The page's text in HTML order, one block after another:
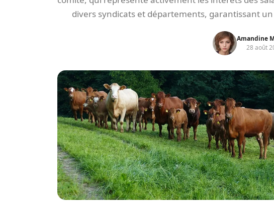
divers syndicats et départements, garantissant
Amandine
28 août